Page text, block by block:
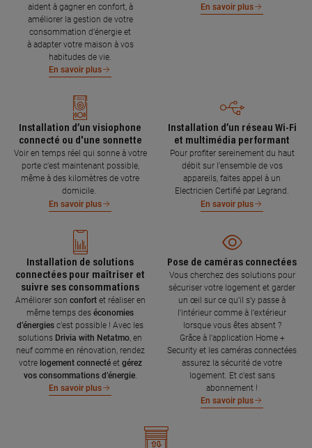
aident à gagner en confort, à
améliorer la gestion de votre
consommation d’énergie et
à adapter votre maison à vos
habitudes de vie.
En savoir plus
En savoir plus
Installation d’un visiophone
connecté ou d'une sonnette
Voir en temps réel qui sonne à votre
porte c’est maintenant possible,
même à des kilomètres de votre
domicile.
En savoir plus
Installation d’un réseau Wi-Fi
et multimédia performant
Pour profiter sereinement du haut
débit sur l’ensemble de vos
appareils, faites appel à un
Electricien Certifié par Legrand.
En savoir plus
Installation de solutions
connectées pour maîtriser et
suivre ses consommations
Améliorer son confort et réaliser en
même temps des économies
d’énergies c’est possible ! Avec les
solutions Drivia with Netatmo , en
neuf comme en rénovation, rendez
votre logement connecté et gérez
vos consommations d’énergie.
En savoir plus
Pose de caméras connectées
Vous cherchez des solutions pour
sécuriser votre logement et garder
un œil sur ce qu’il s’y passe à
l’intérieur comme à l’extérieur
lorsque vous êtes absent ?
Grâce à l'application Home +
Security et les caméras connectées
assurez la sécurité de votre
logement. Et c'est sans
abonnement !
En savoir plus